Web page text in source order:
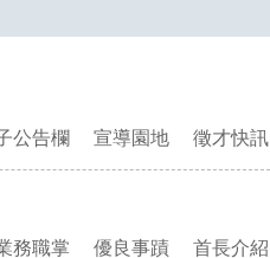
公告欄 宣導園地 徵才快訊
務職掌 優良事蹟 首長介紹